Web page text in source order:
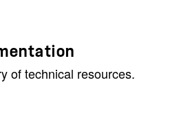
of technical resources.